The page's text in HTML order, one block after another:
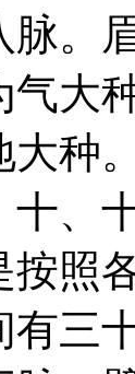
脉。
气大
大种
十、
按照
有三